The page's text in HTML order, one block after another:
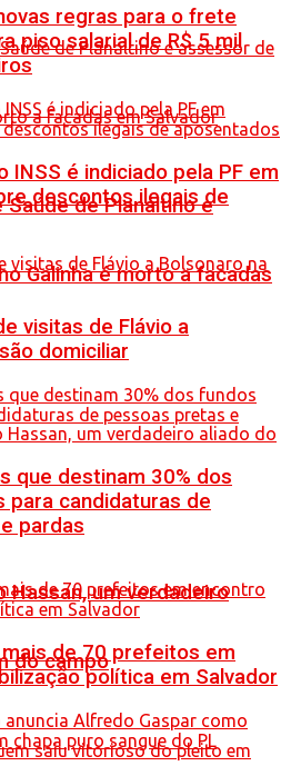
de Planaltino e
Galinha é morto a facadas
Hassan, um verdadeiro
do campo
regras para o frete
piso salarial de R$ 5 mil
INSS é indiciado pela PF em
descontos ilegais de
visitas de Flávio a
domiciliar
que destinam 30% dos
para candidaturas de
pardas
de 70 prefeitos em
política em Salvador